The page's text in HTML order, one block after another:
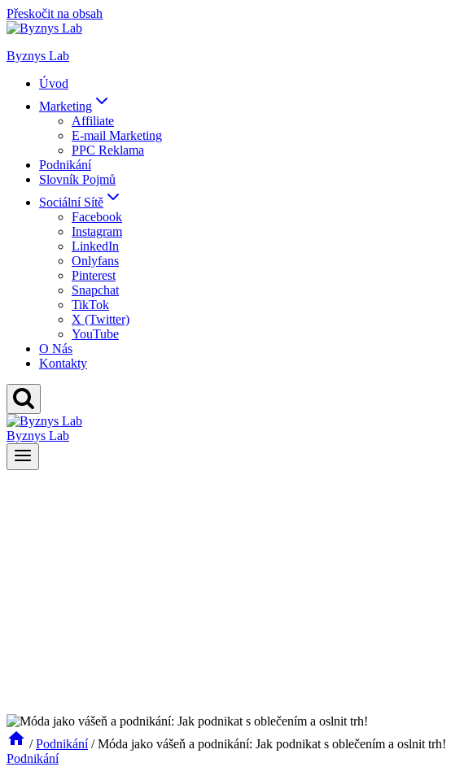
Přeskočit na obsah
Byznys Lab
Úvod
Marketing
Affiliate
E-mail Marketing
PPC Reklama
Podnikání
Slovník Pojmů
Sociální Sítě
Facebook
Instagram
LinkedIn
Onlyfans
Pinterest
Snapchat
TikTok
X (Twitter)
YouTube
O Nás
Kontakty
Byznys Lab
/ Podnikání / Móda jako vášeň a podnikání: Jak podnikat s oblečením a oslnit trh!
Podnikání